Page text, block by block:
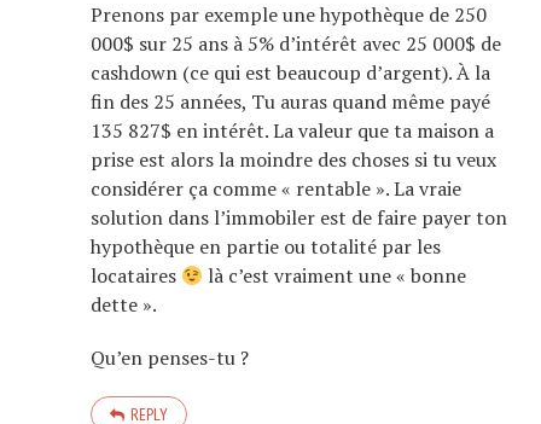
Prenons par exemple une hypothèque de 250
000$ sur 25 ans à 5% d’intérêt avec 25 000$ de
cashdown (ce qui est beaucoup d’argent). À la
fin des 25 années, Tu auras quand même payé
135 827$ en intérêt. La valeur que ta maison a
prise est alors la moindre des choses si tu veux
considérer ça comme « rentable ». La vraie
solution dans l’immobiler est de faire payer ton
hypothèque en partie ou totalité par les
locataires
là c’est vraiment une « bonne
dette ».
Qu’en penses-tu ?
REPLY